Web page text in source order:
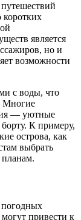
коротких
является
но и
возможности
с воды, что
Многие
— уютные
К примеру,
острова, как
выбрать
погодных
привести к